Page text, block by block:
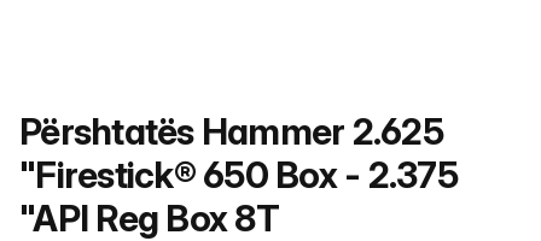
Emri i produktit
Përshtatës Hammer 2.625
"Firestick® 650 Box - 2.375
"API Reg Box 8T